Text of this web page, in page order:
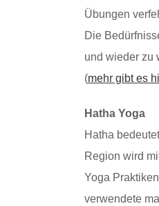
Übungen
Die
und wieder zu
(mehr gibt es
Hatha Yoga
Hatha
Region wird
Yoga
verwendete